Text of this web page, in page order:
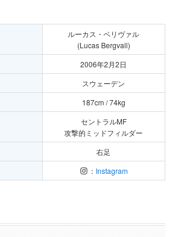
ルーカス・ベリヴァル
(Lucas Bergvall)
2006年2月2日
スウェーデン
187cm / 74kg
セントラルMF
攻撃的ミッドフィルダー
右足
： Instagram